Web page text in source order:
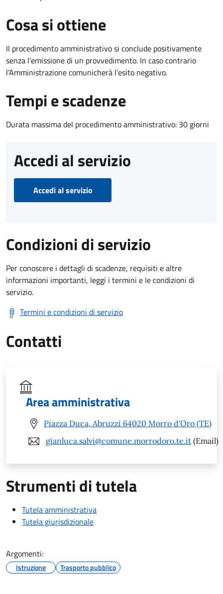
Cosa si ottiene
Il procedimento amministrativo si conclude positivamente
senza l’emissione di un provvedimento. In caso contrario
l’Amministrazione comunicherà l’esito negativo.
Tempi e scadenze
Durata massima del procedimento amministrativo: 30 giorni
Accedi al servizio
Accedi al servizio
Condizioni di servizio
Per conoscere i dettagli di scadenze, requisiti e altre
informazioni importanti, leggi i termini e le condizioni di
servizio.
Termini e condizioni di servizio
Contatti
Area amministrativa
Piazza Duca, Abruzzi 64020 Morro d'Oro (TE)
gianluca.salvi@comune.morrodoro.te.it (Email)
Strumenti di tutela
Tutela amministrativa
Tutela giurisdizionale
Argomenti:
Istruzione Trasporto pubblico